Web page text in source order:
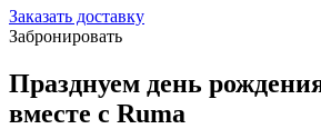
Заказать доставку
Забронировать
Празднуем день
вместе с Ruma